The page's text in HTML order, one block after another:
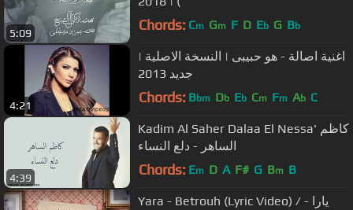
5:09 Chords: Cm Gm F D Eb G Bb
4:21
اغنية اصالة - هو حبيبى | النسخة الاصلية |
جديد 2013
Chords: Bbm Db Eb Cm Fm Ab C
4:39
Kadim Al Saher Dalaa El Nessa' كاظم
الساهر - دلع النساء
Chords: Em D A F# G Bm B
Yara - Betrouh (Lyric Video) / يارا -